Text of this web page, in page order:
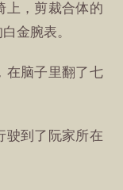
上，剪裁合体的
金腕表。
在脑子里翻了七
驶到了阮家所在